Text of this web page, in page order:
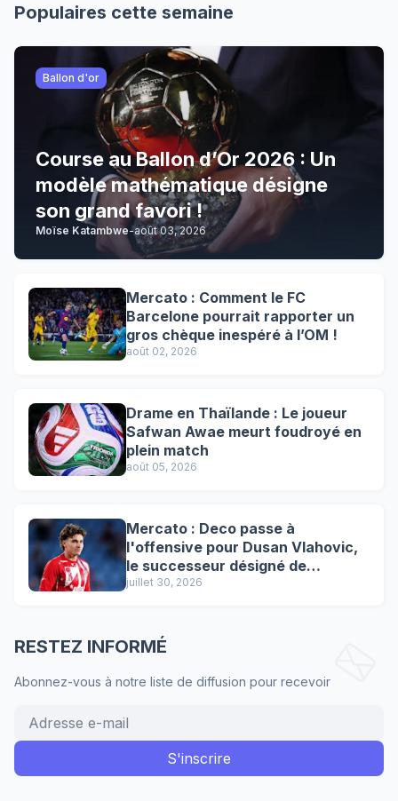
Populaires cette semaine
Ballon d'or
Course au Ballon d’Or 2026 : Un
modèle mathématique désigne
son grand favori !
Moïse Katambwe-août 03, 2026
Mercato : Comment le FC
Barcelone pourrait rapporter un
gros chèque inespéré à l’OM !
août 02, 2026
Drame en Thaïlande : Le joueur
Safwan Awae meurt foudroyé en
plein match
août 05, 2026
Mercato : Deco passe à
l'offensive pour Dusan Vlahovic,
le successeur désigné de
Lewandowski !
juillet 30, 2026
RESTEZ INFORMÉ
Abonnez-vous à notre liste de diffusion pour recevoir